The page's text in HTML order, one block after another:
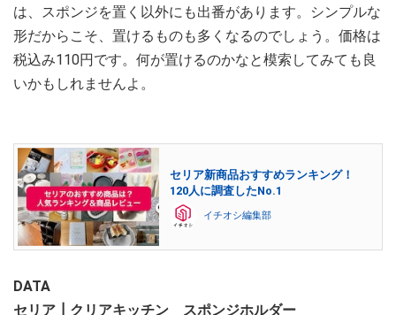
は、スポンジを置く以外にも出番があります。シンプルな
形だからこそ、置けるものも多くなるのでしょう。価格は
税込み110円です。何が置けるのかなと模索してみても良
いかもしれませんよ。
セリア新商品おすすめランキング！
120人に調査したNo.1
イチオシ編集部
DATA
セリア┃クリアキッチン スポンジホルダー